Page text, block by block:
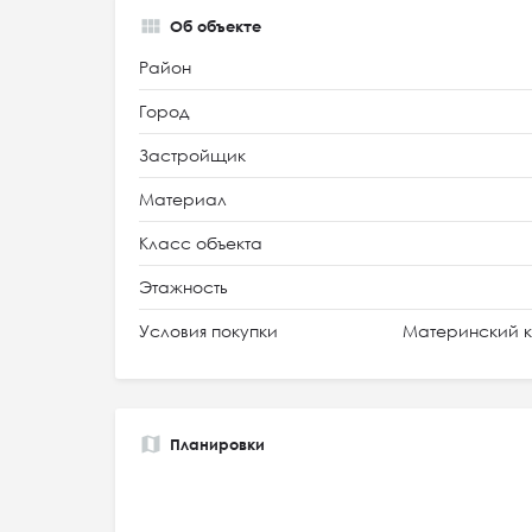
Об объекте
Район
Город
Застройщик
Материал
Класс объекта
Этажность
Условия покупки Материнский
Планировки